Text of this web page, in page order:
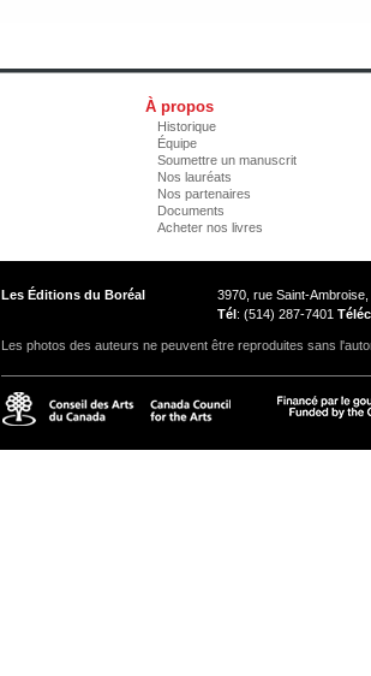
À propos
Historique
Équipe
Soumettre un manuscrit
Nos lauréats
Nos partenaires
Documents
Acheter nos livres
Les Éditions du Boréal
3970, rue Saint-
Tél: (514) 287-7401 Téléc
Les photos des auteurs ne peuvent être reproduites sans